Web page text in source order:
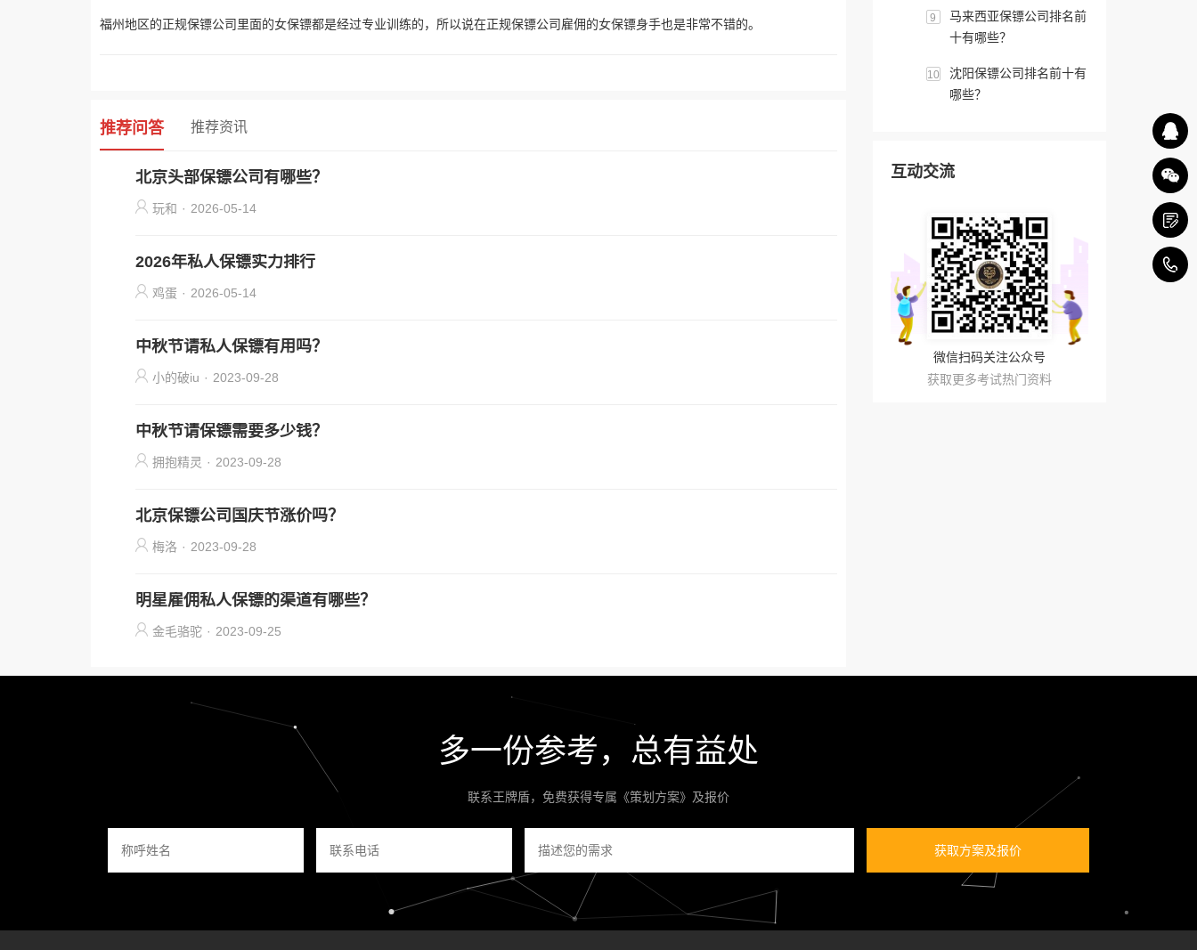
福州地区的正规保镖公司里面的女保镖都是经过专业训练的，所以说在正规保镖公司雇佣的女保镖身手也是非常不错的。
推荐问答 推荐资讯
北京头部保镖公司有哪些？
玩和 · 2026-05-14
2026年私人保镖实力排行
鸡蛋 · 2026-05-14
中秋节请私人保镖有用吗？
小的破iu · 2023-09-28
中秋节请保镖需要多少钱？
拥抱精灵 · 2023-09-28
北京保镖公司国庆节涨价吗？
梅洛 · 2023-09-28
明星雇佣私人保镖的渠道有哪些？
金毛骆驼 · 2023-09-25
9
马来西亚保镖公司排名前
十有哪些？
10
沈阳保镖公司排名前十有
哪些？
互动交流
微信扫码关注公众号
获取更多考试热门资料
多一份参考，总有益处
联系王牌盾，免费获得专属《策划方案》及报价
获取方案及报价